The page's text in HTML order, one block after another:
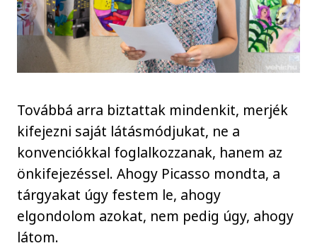
Továbbá arra biztattak mindenkit, merjék
kifejezni saját látásmódjukat, ne a
konvenciókkal foglalkozzanak, hanem az
önkifejezéssel. Ahogy Picasso mondta, a
tárgyakat úgy festem le, ahogy
elgondolom azokat, nem pedig úgy, ahogy
látom.